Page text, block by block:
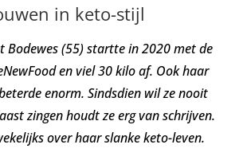
in keto-stijl
Bodewes (55)startte in 2020 met de
en viel 30 kilo af. Ook haar
enorm. Sindsdien wil ze nooit
zingen houdt ze erg van schrijven.
over haar slanke keto-leven.